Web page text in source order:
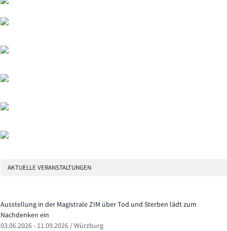
AKTUELLE VERANSTALTUNGEN
Ausstellung in der Magistrale ZIM über Tod und Sterben lädt zum
Nachdenken ein
03.06.2026 - 11.09.2026 / Würzburg